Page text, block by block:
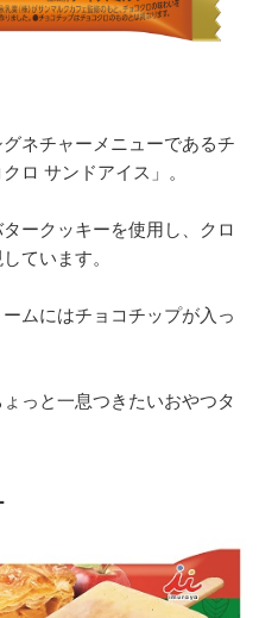
ネチャーメニューであるチ
ロ サンドアイス」。
ークッキーを使用し、クロ
ています。
ムにはチョコチップが入っ
っと一息つきたいおやつタ